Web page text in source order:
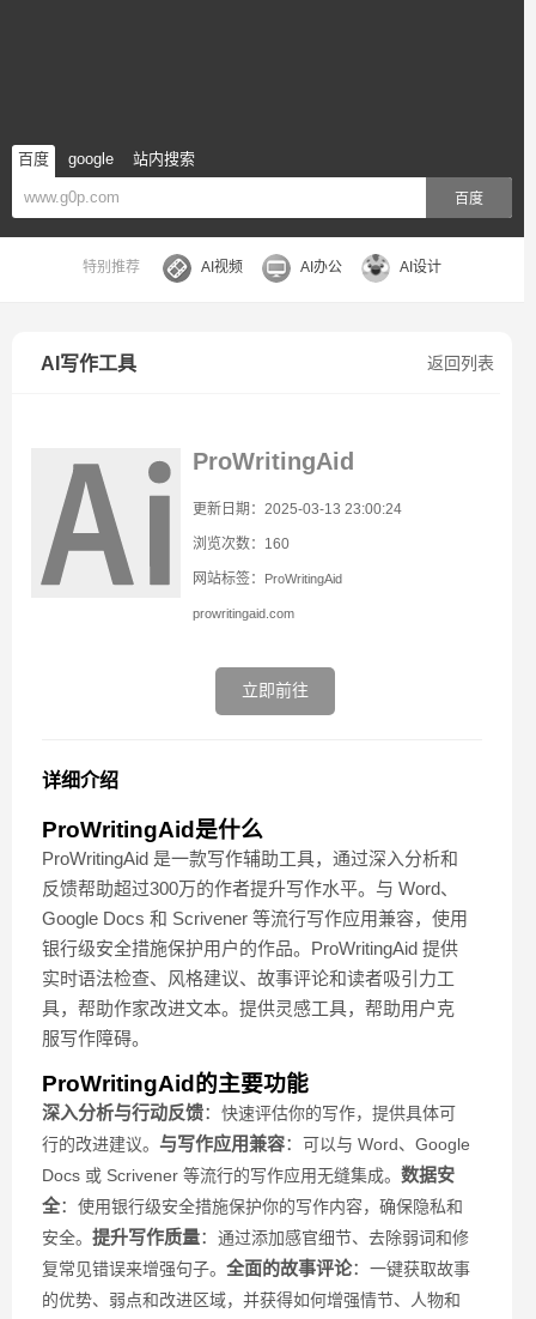
百度 google 站内搜索
百度
特别推荐 AI视频 AI办公 AI设计
返回列表
AI写作工具
ProWritingAid
更新日期：2025-03-13 23:00:24
浏览次数：160
网站标签： ProWritingAid
prowritingaid.com
立即前往
详细介绍
ProWritingAid是什么
ProWritingAid 是一款写作辅助工具，通过深入分析和
反馈帮助超过300万的作者提升写作水平。与 Word、
Google Docs 和 Scrivener 等流行写作应用兼容，使用
银行级安全措施保护用户的作品。ProWritingAid 提供
实时语法检查、风格建议、故事评论和读者吸引力工
具，帮助作家改进文本。提供灵感工具，帮助用户克
服写作障碍。
ProWritingAid的主要功能
深入分析与行动反馈： 快速评估你的写作，提供具体可
行的改进建议。 与写作应用兼容： 可以与 Word、Google
Docs 或 Scrivener 等流行的写作应用无缝集成。 数据安
全： 使用银行级安全措施保护你的写作内容，确保隐私和
安全。 提升写作质量： 通过添加感官细节、去除弱词和修
复常见错误来增强句子。 全面的故事评论： 一键获取故事
的优势、弱点和改进区域，并获得如何增强情节、人物和